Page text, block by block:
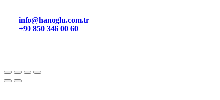
info@hanoglu.com.tr
+90 850 346 00 60